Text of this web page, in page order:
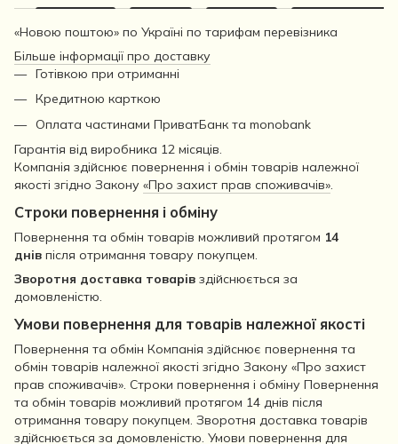
«Новою поштою» по Україні по тарифам перевізника
Більше інформації про доставку
Готівкою при отриманні
Кредитною карткою
Оплата частинами ПриватБанк та monobank
Гарантія від виробника 12 місяців.
Компанія здійснює повернення і обмін товарів належної
якості згідно Закону «Про захист прав споживачів».
Строки повернення і обміну
Повернення та обмін товарів можливий протягом 14
днів після отримання товару покупцем.
Зворотня доставка товарів здійснюється за
домовленістю.
Умови повернення для товарів належної якості
Повернення та обмін Компанія здійснює повернення та
обмін товарів належної якості згідно Закону «Про захист
прав споживачів». Строки повернення і обміну Повернення
та обмін товарів можливий протягом 14 днів після
отримання товару покупцем. Зворотня доставка товарів
здійснюється за домовленістю. Умови повернення для